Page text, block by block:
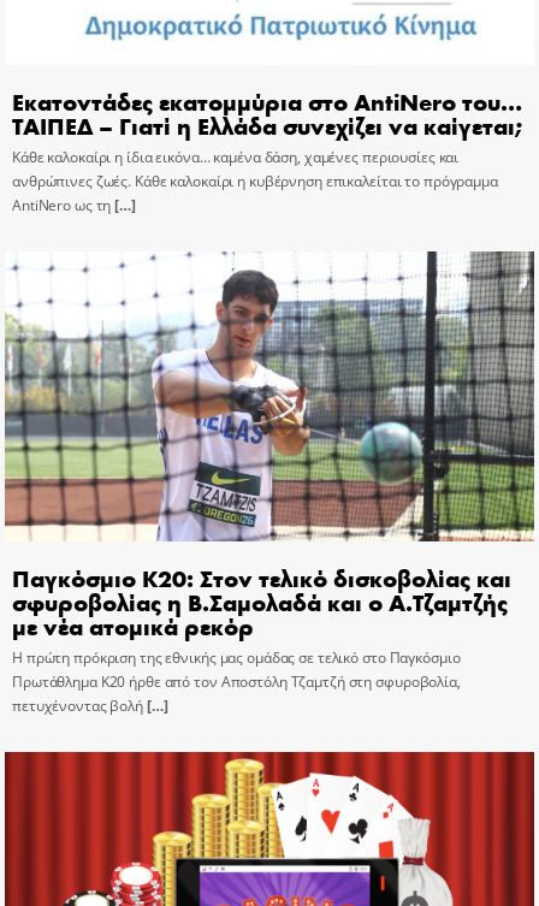
Εκατοντάδες εκατομμύρια στο AntiNero του…
ΤΑΙΠΕΔ – Γιατί η Ελλάδα συνεχίζει να καίγεται;
Κάθε καλοκαίρι η ίδια εικόνα… καμένα δάση, χαμένες περιουσίες και
ανθρώπινες ζωές. Κάθε καλοκαίρι η κυβέρνηση επικαλείται το πρόγραμμα
AntiNero ως τη[…]
Παγκόσμιο Κ20: Στον τελικό δισκοβολίας και
σφυροβολίας η Β.Σαμολαδά και ο Α.Τζαμτζής
με νέα ατομικά ρεκόρ
Η πρώτη πρόκριση της εθνικής μας ομάδας σε τελικό στο Παγκόσμιο
Πρωτάθλημα Κ20 ήρθε από τον Αποστόλη Τζαμτζή στη σφυροβολία,
πετυχένοντας βολή[…]